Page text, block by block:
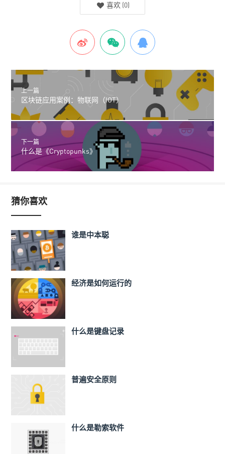
喜欢 (0)
上一篇
区块链应用案例：物联网（IOT）
下一篇
什么是《Cryptopunks》
猜你喜欢
谁是中本聪
经济是如何运行的
什么是键盘记录
普遍安全原则
什么是勒索软件